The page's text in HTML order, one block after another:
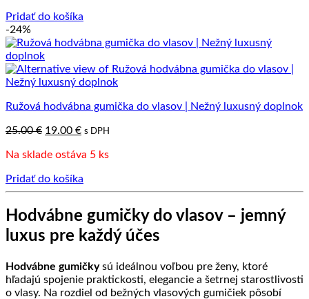
Pridať do košíka
-24%
Ružová hodvábna gumička do vlasov | Nežný luxusný doplnok
25.00€ Pôvodná
bola:
19.00 €Aktuálna
je:
s DPH
Na sklade ostáva 5 ks
Pridať do košíka
Hodvábne gumičky do vlasov – jemný
luxus pre každý účes
Hodvábne gumičkysú ideálnou voľbou pre ženy, ktoré
hľadajú spojenie praktickosti, elegancie a šetrnej starostlivosti
o vlasy. Na rozdiel od bežných vlasových gumičiek pôsobí